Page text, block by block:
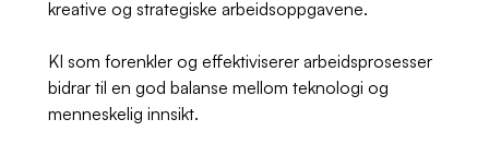
kreative og strategiske arbeidsoppgavene.
KI som forenkler og effektiviserer arbeidsprosesser
bidrar til en god balanse mellom teknologi og
menneskelig innsikt.